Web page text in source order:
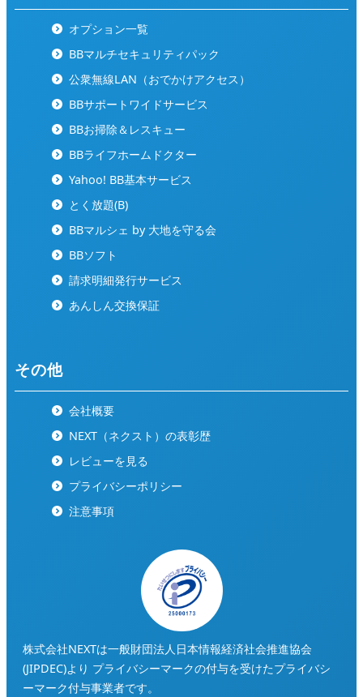
オプション一覧
BBマルチセキュリティパック
公衆無線LAN（おでかけアクセス）
BBサポートワイドサービス
BBお掃除＆レスキュー
BBライフホームドクター
Yahoo! BB基本サービス
とく放題(B)
BBマルシェ by 大地を守る会
BBソフト
請求明細発行サービス
あんしん交換保証
その他
会社概要
NEXT（ネクスト）の表彰歴
レビューを見る
プライバシーポリシー
注意事項
株式会社NEXTは一般財団法人日本情報経済社会推進協会
(JIPDEC)より プライバシーマークの付与を受けたプライバシ
ーマーク付与事業者です。